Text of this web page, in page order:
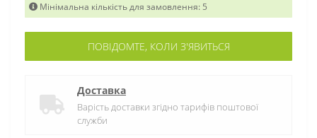
Мінімальна кількість для замовлення: 5
ПОВІДОМТЕ, КОЛИ З'ЯВИТЬСЯ
Доставка
Варість доставки згідно тарифів поштової
служби